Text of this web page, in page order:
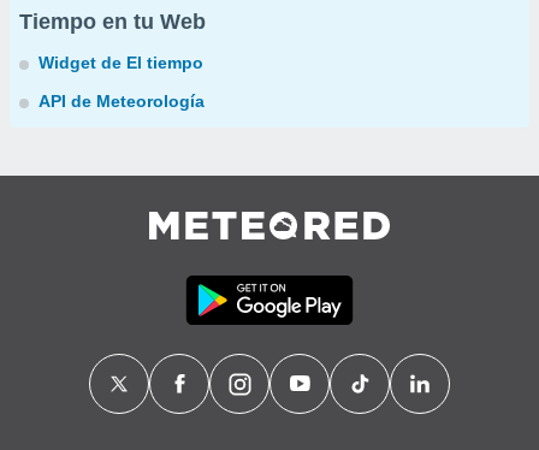
Tiempo en tu Web
Widget de El tiempo
API de Meteorología